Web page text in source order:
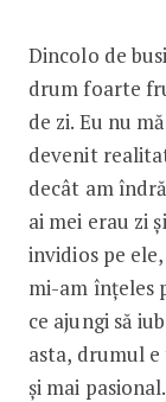
Dincolo de
drum foarte
de zi. Eu nu
devenit
decât am
ai mei erau zi
invidios pe
mi-am înțeles
ce ajungi să
asta, drumul
și mai pasional.